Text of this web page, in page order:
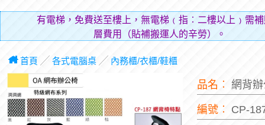
有電梯，免費送至樓上，無電梯﹙指︰二樓以上﹚需
層費用（貼補搬運人的辛勞）。
首頁 ╱ 各式電腦桌╱ 內務櫃/衣櫃/鞋櫃
品名︰ 網背
編號︰ CP-